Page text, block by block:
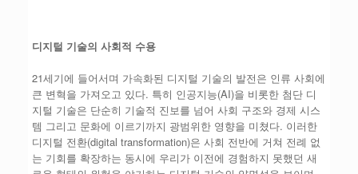
디지털 기술의 사회적 수용
21세기에 들어서며 가속화된 디지털 기술의 발전은 인류 사회에
큰 변혁을 가져오고 있다. 특히 인공지능(AI)을 비롯한 첨단 디
지털 기술은 단순히 기술적 진보를 넘어 사회 구조와 경제 시스
템 그리고 문화에 이르기까지 광범위한 영향을 미쳤다. 이러한
디지털 전환(digital transformation)은 사회 전반에 거쳐 전례 없
는 기회를 확장하는 동시에 우리가 이전에 경험하지 못했던 새